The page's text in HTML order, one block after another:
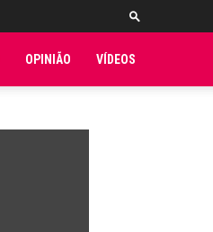
OPINIÃO VÍDEOS